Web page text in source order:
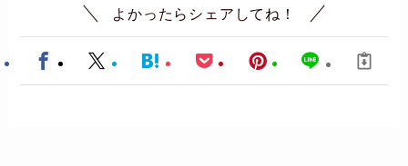
よかったらシェアしてね！